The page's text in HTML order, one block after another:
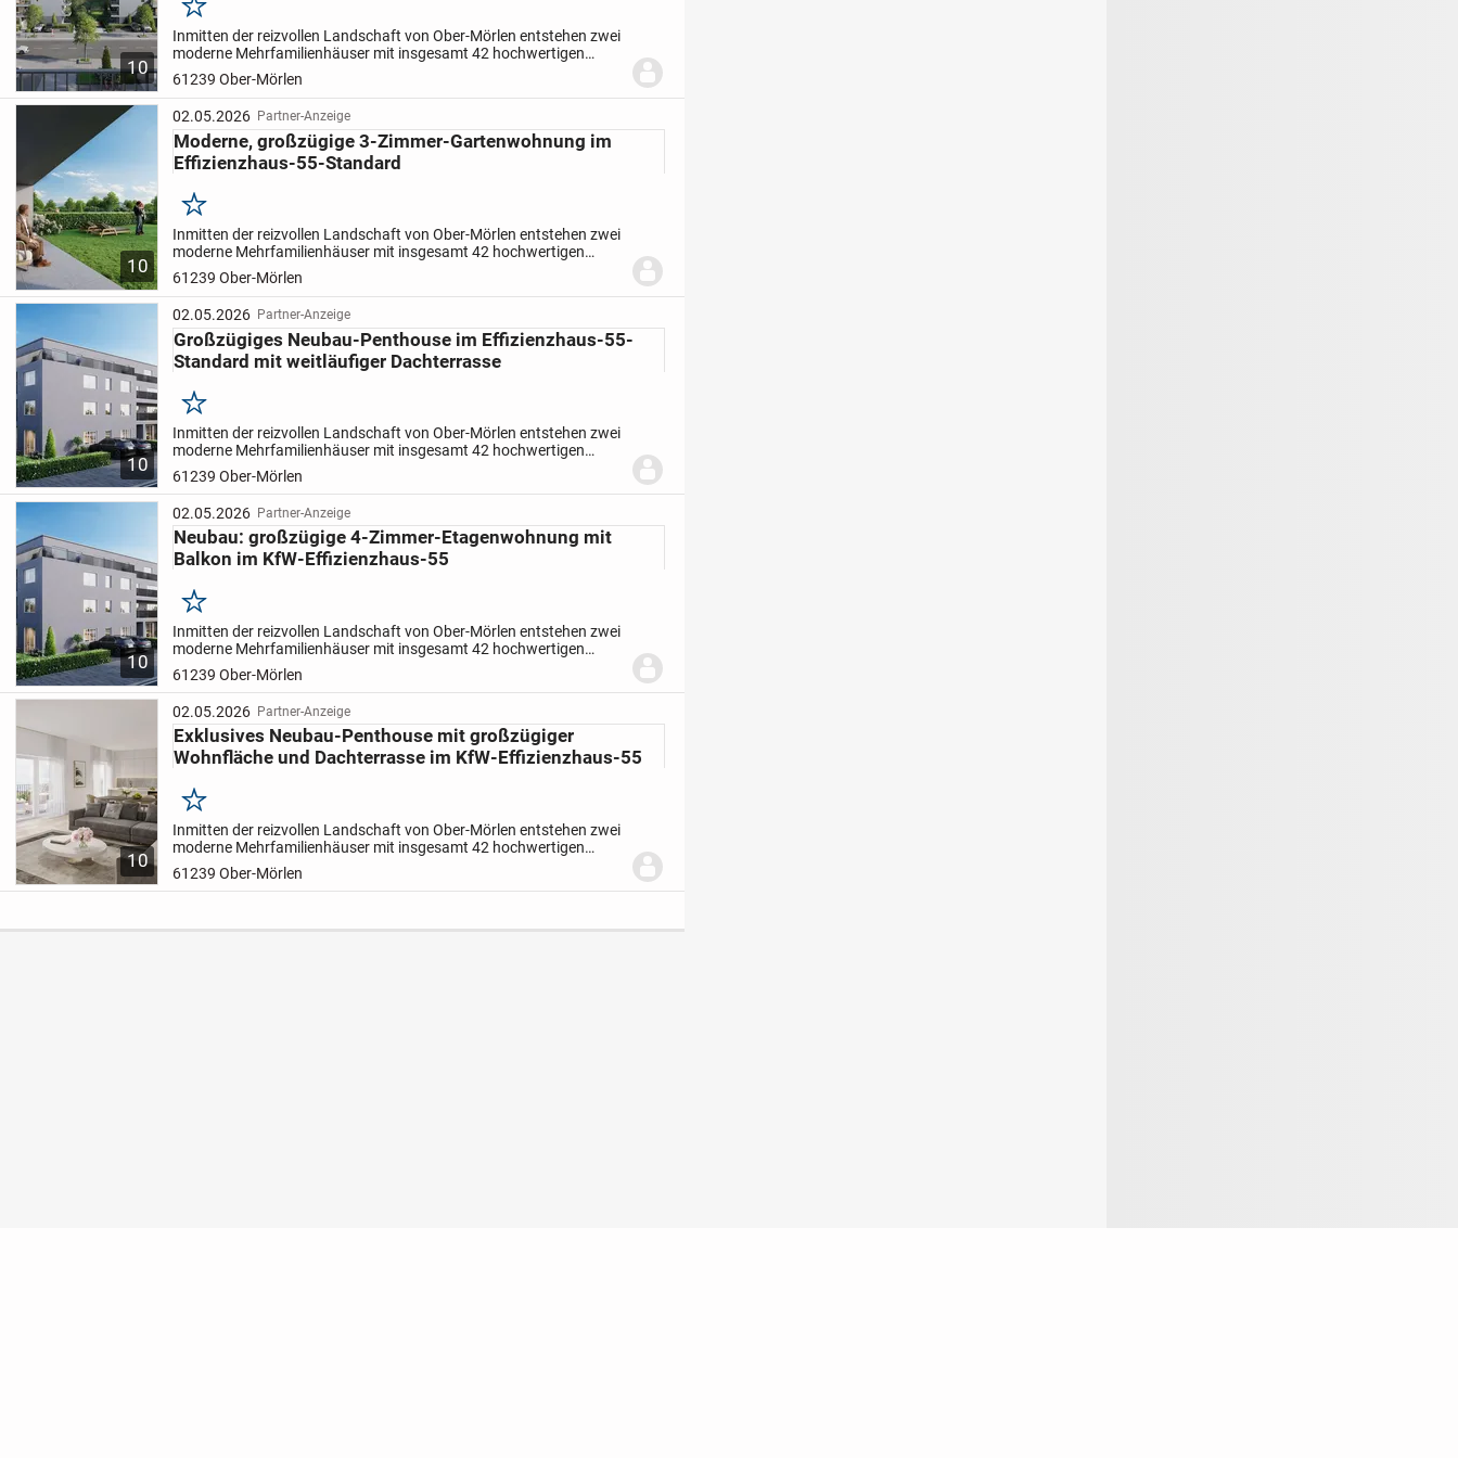
Eigennutzer als auch für Kapitalanleger attraktiv.
10
Merken
Inmitten der reizvollen Landschaft von Ober-Mörlen entstehen zwei
moderne Mehrfamilienhäuser mit insgesamt 42 hochwertigen
Wohneinheiten im EH55-Standard - ein Neubauprojekt, das
ländliche Ruhe mit...
61239 Ober-Mörlen
10
02.05.2026 Partner-Anzeige
Moderne, großzügige 3-Zimmer-Gartenwohnung im
Effizienzhaus-55-Standard
Merken
Inmitten der reizvollen Landschaft von Ober-Mörlen entstehen zwei
moderne Mehrfamilienhäuser mit insgesamt 42 hochwertigen
Wohneinheiten im EH55-Standard - ein Neubauprojekt, das
ländliche Ruhe mit...
61239 Ober-Mörlen
10
02.05.2026 Partner-Anzeige
Großzügiges Neubau-Penthouse im Effizienzhaus-55-
Standard mit weitläufiger Dachterrasse
Merken
Inmitten der reizvollen Landschaft von Ober-Mörlen entstehen zwei
moderne Mehrfamilienhäuser mit insgesamt 42 hochwertigen
Wohneinheiten im EH55-Standard - ein Neubauprojekt, das
ländliche Ruhe mit...
61239 Ober-Mörlen
10
02.05.2026 Partner-Anzeige
Neubau: großzügige 4-Zimmer-Etagenwohnung mit
Balkon im KfW-Effizienzhaus-55
Merken
Inmitten der reizvollen Landschaft von Ober-Mörlen entstehen zwei
moderne Mehrfamilienhäuser mit insgesamt 42 hochwertigen
Wohneinheiten im EH55-Standard - ein Neubauprojekt, das
ländliche Ruhe mit...
61239 Ober-Mörlen
10
02.05.2026 Partner-Anzeige
Exklusives Neubau-Penthouse mit großzügiger
Wohnfläche und Dachterrasse im KfW-Effizienzhaus-55
Merken
Inmitten der reizvollen Landschaft von Ober-Mörlen entstehen zwei
moderne Mehrfamilienhäuser mit insgesamt 42 hochwertigen
Wohneinheiten im EH55-Standard - ein Neubauprojekt, das
ländliche Ruhe mit...
61239 Ober-Mörlen